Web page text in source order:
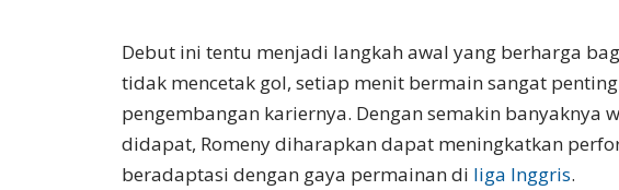
Debut ini tentu menjadi langkah awal yang berharga
tidak mencetak gol, setiap menit bermain sangat
pengembangan kariernya. Dengan semakin banyaknya
didapat, Romeny diharapkan dapat meningkatkan
beradaptasi dengan gaya permainan di liga Inggris.